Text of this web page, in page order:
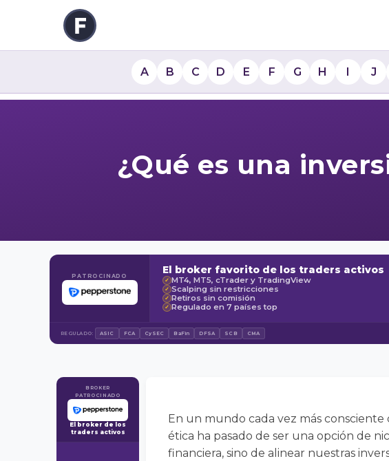
A B C D E F G H I J
¿Qué es una
PATROCINADO El broker favorito de los traders activos
✓ MT4, MT5, cTrader y TradingView
✓ Scalping sin restricciones
✓ Retiros sin comisión
✓ Regulado en 7 países top
REGULADO: ASIC FCA CySEC BaFin DFSA SCB CMA
BROKER
PATROCINADO
El broker de los
traders activos
En un mundo cada vez más
ética ha pasado de ser una opción de
financiera, sino de alinear nuestras